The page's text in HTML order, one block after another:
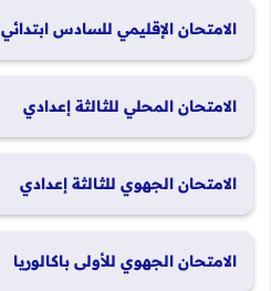
الامتحان الإقليمي للسادس ابتدائي
الامتحان المحلي للثالثة إعدادي
الامتحان الجهوي للثالثة إعدادي
الامتحان الجهوي للأولى باكالوريا